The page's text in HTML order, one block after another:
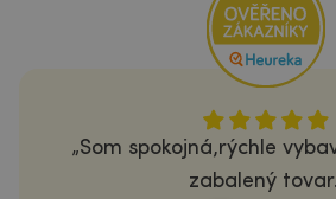
Som spokojná,rýchle
zabalený tovar.